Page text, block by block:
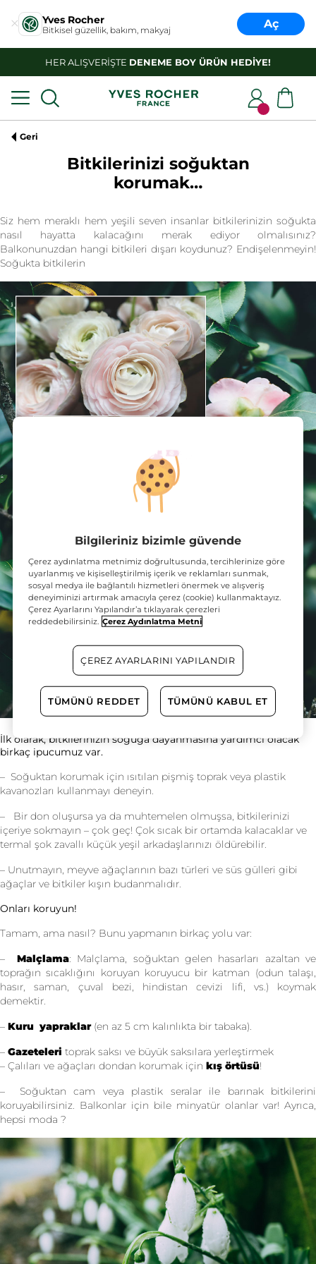
Yves Rocher
Bitkisel güzellik, bakım, makyaj Aç
HER ALIŞVERİŞTE DENEME BOY ÜRÜN HEDİYE!
Geri
Bitkilerinizi soğuktan
korumak…
Siz hem meraklı hem yeşili seven insanlar bitkilerinizin soğukta
nasıl hayatta kalacağını merak ediyor olmalısınız?
Balkonunuzdan hangi bitkileri dışarı koydunuz? Endişelenmeyin!
Soğukta bitkilerin
İlk olarak, bitkilerinizin soğuğa dayanmasına yardımcı olacak
birkaç ipucumuz var.
– Soğuktan korumak için ısıtılan pişmiş toprak veya plastik
kavanozları kullanmayı deneyin.
– Bir don oluşursa ya da muhtemelen olmuşsa, bitkilerinizi
içeriye sokmayın – çok geç! Çok sıcak bir ortamda kalacaklar ve
termal şok zavallı küçük yeşil arkadaşlarınızı öldürebilir.
– Unutmayın, meyve ağaçlarının bazı türleri ve süs gülleri gibi
ağaçlar ve bitkiler kışın budanmalıdır.
Onları koruyun!
Tamam, ama nasıl? Bunu yapmanın birkaç yolu var:
– Malçlama: Malçlama, soğuktan gelen hasarları azaltan ve
toprağın sıcaklığını koruyan koruyucu bir katman (odun talaşı,
hasır, saman, çuval bezi, hindistan cevizi lifi, vs.) koymak
demektir.
– Kuru yapraklar(en az 5 cm kalınlıkta bir tabaka).
– Gazeteleri toprak saksı ve büyük saksılara yerleştirmek
– Çalıları ve ağaçları dondan korumak için kış örtüsü!
– Soğuktan cam veya plastik seralar ile barınak bitkilerini
koruyabilirsiniz. Balkonlar için bile minyatür olanlar var! Ayrıca,
hepsi moda ?
Bilgileriniz bizimle güvende
Çerez aydınlatma metnimiz doğrultusunda, tercihlerinize göre
uyarlanmış ve kişiselleştirilmiş içerik ve reklamları sunmak,
sosyal medya ile bağlantılı hizmetleri önermek ve alışveriş
deneyiminizi artırmak amacıyla çerez (cookie) kullanmaktayız.
Çerez Ayarlarını Yapılandır’a tıklayarak çerezleri
reddedebilirsiniz. Çerez Aydınlatma Metni
ÇEREZ AYARLARINI YAPILANDIR
TÜMÜNÜ REDDET TÜMÜNÜ KABUL ET